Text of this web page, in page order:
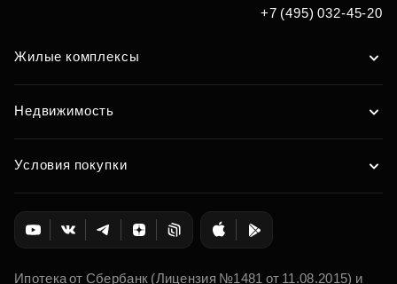
+7 (495) 032-45-20
Жилые комплексы
Недвижимость
Условия покупки
Ипотека от Сбербанк (Лицензия №1481 от 11.08.2015) и